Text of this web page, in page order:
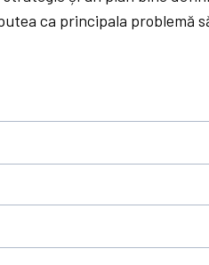
ca principala problemă